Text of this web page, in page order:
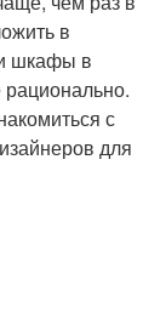
в
шкафы в
рационально.
с
для